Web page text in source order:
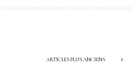
ARTICLES PLUS ANCIENS